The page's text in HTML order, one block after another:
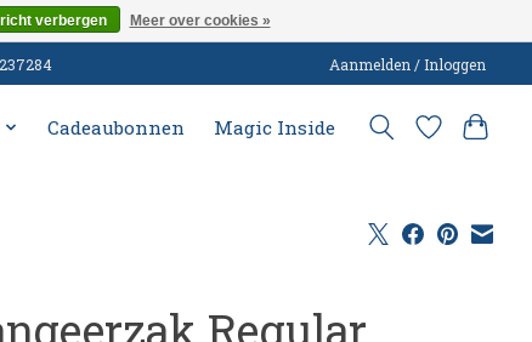
Aanmelden / Inloggen
Cadeaubonnen Magic Inside
Regular
verbergen Meer over cookies »